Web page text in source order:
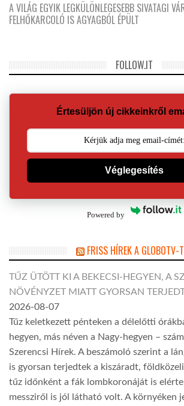
A VILÁG EGYIK LEGKÜLÖNLEGESEBB SIVATAGI
FELHŐKARCOLÓ IS AGYAGBÓL ÉPÜLT
FOLLOW.IT
Értesüljön új cikkeinkről
Véglegesítés
Powered by
FRISS HÍREK A GLOBOTV-
TŰZ ÜTÖTT KI A BEKECSI-HEGYEN, A
NÖVÉNYZET MIATT GYORSAN
2026-08-07
Tűz keletkezett pénteken a délelőtti
hegyen, más néven a Nagy-hegyen –
Szerencsi Hírek. A beszámoló szerint a
is gyorsan terjedtek a kiszáradt,
tűz időnként a fák lombkoronáját is
messziről is jól látható volt. A környéken